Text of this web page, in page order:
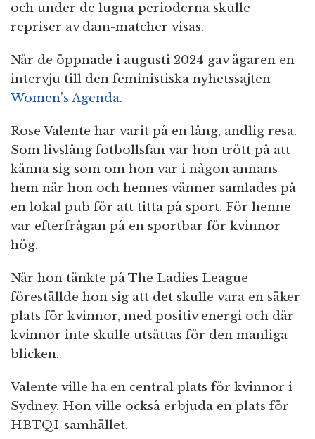
och under de lugna perioderna skulle
repriser av dam-matcher visas.
När de öppnade i augusti 2024 gav ägaren en
intervju till den feministiska nyhetssajten
Women’s Agenda.
Rose Valente har varit på en lång, andlig resa.
Som livslång fotbollsfan var hon trött på att
känna sig som om hon var i någon annans
hem när hon och hennes vänner samlades på
en lokal pub för att titta på sport. För henne
var efterfrågan på en sportbar för kvinnor
hög.
När hon tänkte på The Ladies League
föreställde hon sig att det skulle vara en säker
plats för kvinnor, med positiv energi och där
kvinnor inte skulle utsättas för den manliga
blicken.
Valente ville ha en central plats för kvinnor i
Sydney. Hon ville också erbjuda en plats för
HBTQI-samhället.